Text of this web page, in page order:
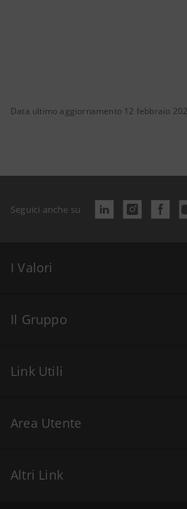
Data ultimo aggiornamento 12 febbraio
Seguici anche su
I Valori
Il Gruppo
Link Utili
Area Utente
Altri Link